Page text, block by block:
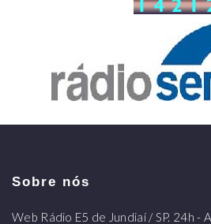
Sobre nós
Web Rádio E5 de Jundiaí / SP. 24h -